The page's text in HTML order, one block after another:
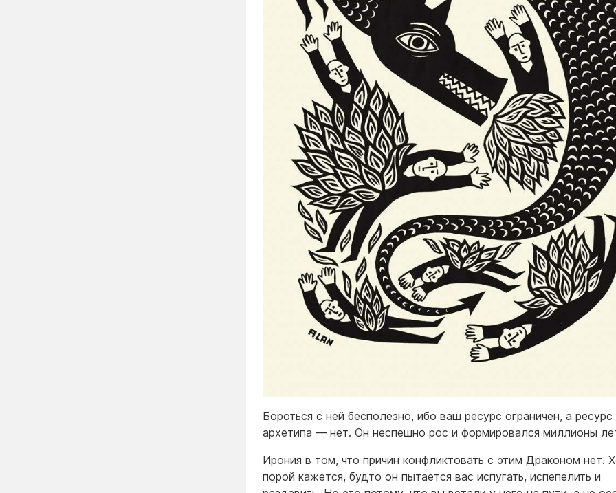
Бороться с ней бесполезно, ибо ваш ресурс ограничен, а ресурс
архетипа — нет. Он неспешно рос и формировался миллионы
Ирония в том, что причин конфликтовать с этим Драконом нет.
порой кажется, будто он пытается вас испугать, испепелить и